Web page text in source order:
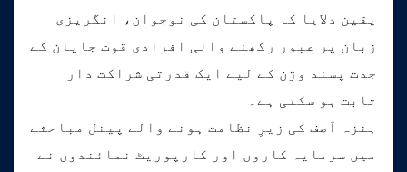
یقین دلایا کہ پاکستان کی نوجوان، انگریزی
زبان پر عبور رکھنے والی افرادی قوت جاپان کے
جدت پسند وژن کے لیے ایک قدرتی شراکت دار
ثابت ہو سکتی ہے۔
ہنزہ آصف کی زیرِ نظامت ہونے والے پینل مباحثے
میں سرمایہ کاروں اور کارپوریٹ نمائندوں نے